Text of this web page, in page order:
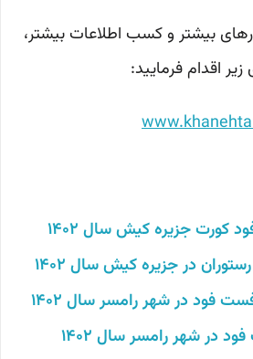
بیشتر و کسب اطلاعات بیشتر،
اقدام فرمایید:
کورت جزیره کیشسال 1402
در جزیره کیش سال 1402
فود در شهر رامسر سال 1402
در شهر رامسر سال 1402